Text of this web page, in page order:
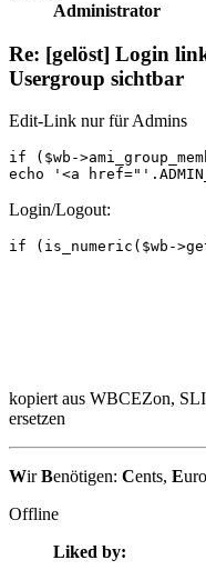
Administrator
Re: [gelöst] Login
Usergroup sichtbar
Edit-Link nur für Admins
if ($wb-
echo '<a
Login/Logout:
if (is_numeric($wb-
kopiert aus WBCEZon,
ersetzen
WirBenötigen: Cents, E
Offline
Liked by: